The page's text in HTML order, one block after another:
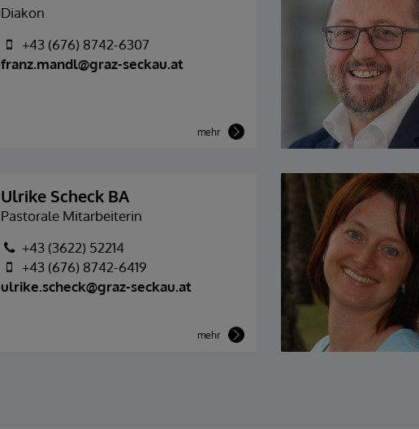
Diakon
+43 (676) 8742-6307
franz.mandl@graz-seckau.at
mehr
Ulrike Scheck BA
Pastorale Mitarbeiterin
+43 (3622) 52214
+43 (676) 8742-6419
ulrike.scheck@graz-seckau.at
mehr